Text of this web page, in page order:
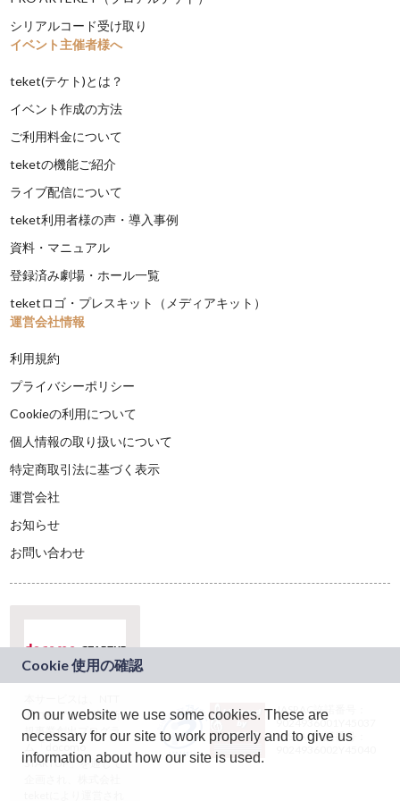
シリアルコード受け取り
イベント主催者様へ
teket(テケト)とは？
イベント作成の方法
ご利用料金について
teketの機能ご紹介
ライブ配信について
teket利用者様の声・導入事例
資料・マニュアル
登録済み劇場・ホール一覧
teketロゴ・プレスキット（メディアキット）
運営会社情報
利用規約
プライバシーポリシー
Cookieの利用について
個人情報の取り扱いについて
特定商取引法に基づく表示
運営会社
お知らせ
お問い合わせ
ドコモグループの新
規事業創出プログラ
ム「docomo
STARTUP」を通じて
JASRAC許諾番号：
9024936001Y45037
JASRAC許諾番号：
On our website we use some cookies. These are
necessary for our site to work properly and to give us
information about how our site is used.